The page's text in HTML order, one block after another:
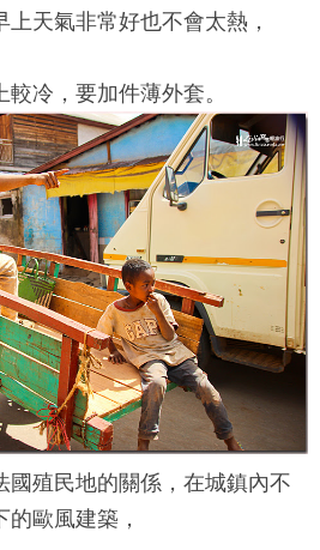
天氣非常好也不會太熱，
冷，要加件薄外套。
國殖民地的關係，在城鎮內不
歐風建築，